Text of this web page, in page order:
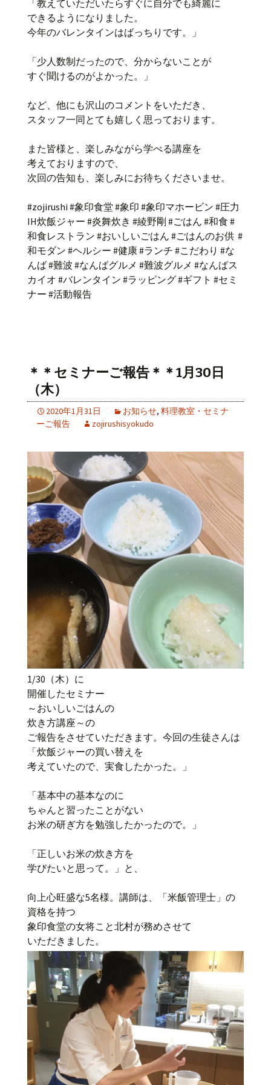
「教えていただいたらすぐに自分でも綺麗に
できるようになりました。
今年のバレンタインはばっちりです。」
「少人数制だったので、分からないことが
すぐ聞けるのがよかった。」
など、他にも沢山のコメントをいただき、
スタッフ一同とても嬉しく思っております。
また皆様と、楽しみながら学べる講座を
考えておりますので、
次回の告知も、楽しみにお待ちくださいませ。
#zojirushi #象印食堂 #象印 #象印マホービン #圧力
IH炊飯ジャー #炎舞炊き #綾野剛 #ごはん #和食 #
和食レストラン #おいしいごはん #ごはんのお供 #
和モダン #ヘルシー #健康 #ランチ #こだわり #な
んば #難波 #なんばグルメ #難波グルメ #なんばス
カイオ #バレンタイン #ラッピング #ギフト #セミ
ナー #活動報告
＊＊セミナーご報告＊＊1月30日
（木）
2020年1月31日 お知らせ, 料理教室・セミナ
ーご報告
zojirushisyokudo
1/30（木）に
開催したセミナー
～おいしいごはんの
炊き方講座～の
ご報告をさせていただきます。今回の生徒さんは
「炊飯ジャーの買い替えを
考えていたので、実食したかった。」
「基本中の基本なのに
ちゃんと習ったことがない
お米の研ぎ方を勉強したかったので。」
「正しいお米の炊き方を
学びたいと思って。」と、
向上心旺盛な5名様。講師は、「米飯管理士」の
資格を持つ
象印食堂の女将こと北村が務めさせて
いただきました。